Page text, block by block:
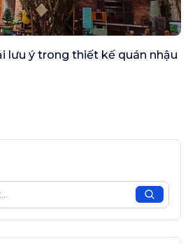
lưu ý trong thiết kế quán nhậu
Tìm